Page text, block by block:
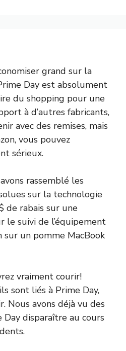
grand sur la
Day est absolument
du shopping pour une
à d’autres fabricants,
avec des remises, mais
vous pouvez
sérieux.
rassemblé les
sur la technologie
de rabais sur une
le suivi de l’équipement
un pomme MacBook
vraiment courir!
sont liés à Prime Day,
Nous avons déjà vu des
disparaître au cours